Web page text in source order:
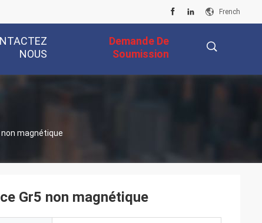
French
NOUS
Demande De
Soumission
magnétique
Gr5 non magnétique